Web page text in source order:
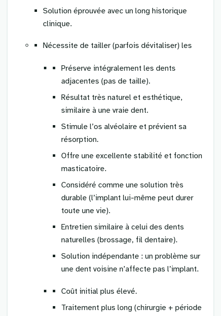
Solution éprouvée avec un long historique
clinique.
Nécessite de tailler (parfois dévitaliser) les
Préserve intégralement les dents
adjacentes (pas de taille).
Résultat très naturel et esthétique,
similaire à une vraie dent.
Stimule l’os alvéolaire et prévient sa
résorption.
Offre une excellente stabilité et fonction
masticatoire.
Considéré comme une solution très
durable (l’implant lui-même peut durer
toute une vie).
Entretien similaire à celui des dents
naturelles (brossage, fil dentaire).
Solution indépendante : un problème sur
une dent voisine n’affecte pas l’implant.
Coût initial plus élevé.
Traitement plus long (chirurgie + période